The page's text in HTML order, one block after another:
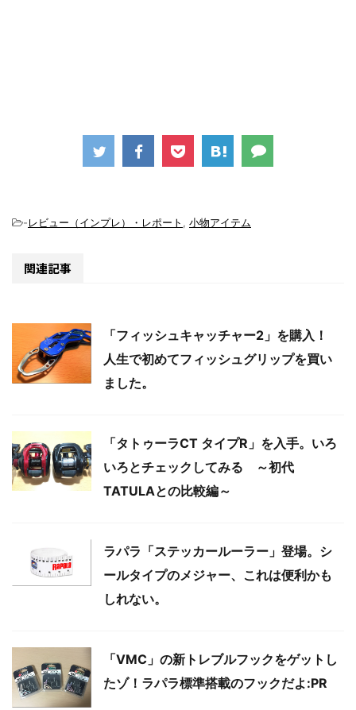
-レビュー（インプレ）・レポート , 小物アイテム
関連記事
「フィッシュキャッチャー2」を購入！
人生で初めてフィッシュグリップを買い
ました。
「タトゥーラCT タイプR」を入手。いろ
いろとチェックしてみる ～初代
TATULAとの比較編～
ラパラ「ステッカールーラー」登場。シ
ールタイプのメジャー、これは便利かも
しれない。
「VMC」の新トレブルフックをゲットし
たゾ！ラパラ標準搭載のフックだよ:PR